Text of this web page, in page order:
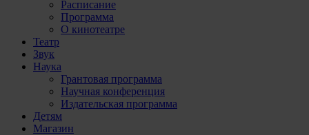
Расписание
Программа
О кинотеатре
Театр
Звук
Наука
Грантовая программа
Научная конференция
Издательская программа
Детям
Магазин